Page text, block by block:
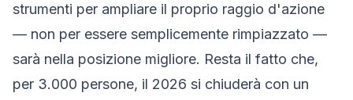
strumenti per ampliare il proprio raggio d'azione
— non per essere semplicemente rimpiazzato —
sarà nella posizione migliore. Resta il fatto che,
per 3.000 persone, il 2026 si chiuderà con un